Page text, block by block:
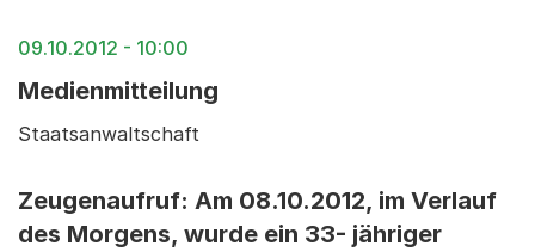
09.10.2012 - 10:00
Medienmitteilung
Staatsanwaltschaft
Zeugenaufruf: Am 08.10.2012, im Verlauf
des Morgens, wurde ein 33- jähriger